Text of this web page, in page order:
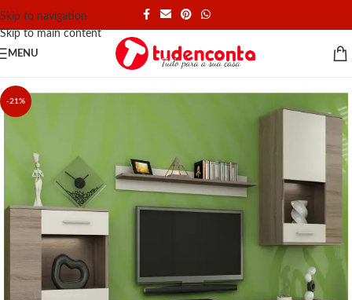
Skip to navigation
Skip to main content
MENU
-21%